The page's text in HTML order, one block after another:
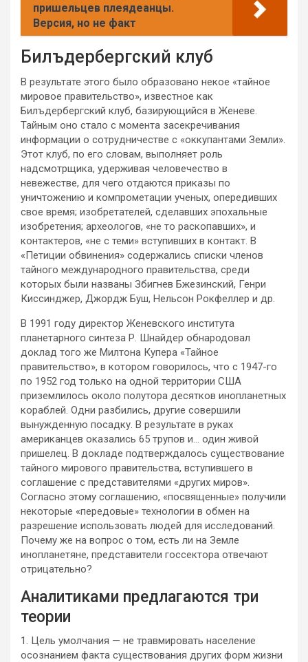
пришельцев плеядеанцы.
Версия, но не факт
Билъдербергский клуб
В результате этого было образовано некое «тайное
мировое правительство», известное как
Билъдербергский клуб, базирующийся в Женеве.
Тайным оно стало с момента засекречивания
информации о сотрудничестве с «оккупантами Земли».
Этот клуб, по его словам, выполняет роль
надсмотрщика, удерживая человечество в
невежестве, для чего отдаются приказы по
уничтожению и компрометации ученых, опередивших
свое время; изобретателей, сделавших эпохальные
изобретения; археологов, «не то раскопавших», и
контактеров, «не с теми» вступивших в контакт. В
«Петиции обвинения» содержались списки членов
тайного международного правительства, среди
которых были названы Збигнев Бжезинский, Генри
Киссинджер, Джордж Буш, Нельсон Рокфеллер и др.
В 1991 году директор Женевского института
планетарного синтеза Р. Шнайдер обнародовал
доклад того же Милтона Купера «Тайное
правительство», в котором говорилось, что с 1947-го
по 1952 год только на одной территории США
приземлилось около полутора десятков инопланетных
кораблей. Одни разбились, другие совершили
вынужденную посадку. В результате в руках
американцев оказались 65 трупов и… один живой
пришелец. В докладе подтверждалось существование
тайного мирового правительства, вступившего в
соглашение с представителями «других миров».
Согласно этому соглашению, «посвященные» получили
некоторые «передовые» технологии в обмен на
разрешение использовать людей для исследований.
Почему же на вопрос о том, есть ли на Земле
инопланетяне, представители госсектора отвечают
отрицательно?
Аналитиками предлагаются три
теории
1. Цель умолчания — не травмировать население
осознанием факта существования других форм жизни